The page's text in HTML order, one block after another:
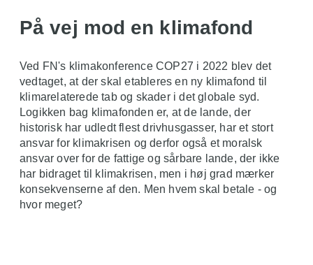
På vej mod en klimafond
Ved FN's klimakonference COP27 i 2022 blev det
vedtaget, at der skal etableres en ny klimafond til
klimarelaterede tab og skader i det globale syd.
Logikken bag klimafonden er, at de lande, der
historisk har udledt flest drivhusgasser, har et stort
ansvar for klimakrisen og derfor også et moralsk
ansvar over for de fattige og sårbare lande, der ikke
har bidraget til klimakrisen, men i høj grad mærker
konsekvenserne af den. Men hvem skal betale - og
hvor meget?